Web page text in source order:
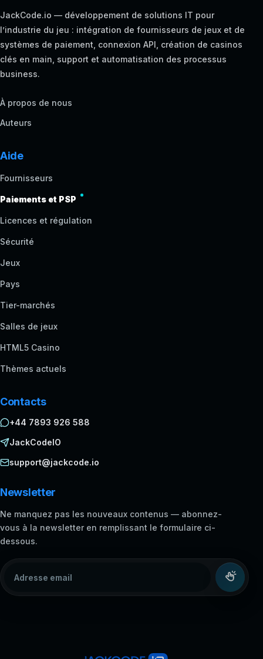
JackCode.io — développement de solutions IT pour
l’industrie du jeu : intégration de fournisseurs de jeux et de
systèmes de paiement, connexion API, création de casinos
clés en main, support et automatisation des processus
business.
À propos de nous
Auteurs
Aide
Fournisseurs
Paiements et PSP
Licences et régulation
Sécurité
Jeux
Pays
Tier-marchés
Salles de jeux
HTML5 Casino
Thèmes actuels
Contacts
+44 7893 926 588
JackCodeIO
support@jackcode.io
Newsletter
Ne manquez pas les nouveaux contenus — abonnez-
vous à la newsletter en remplissant le formulaire ci-
dessous.